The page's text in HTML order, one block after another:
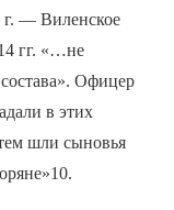
г. — Виленское
гг. «…не
Офицер
в этих
шли сыновья